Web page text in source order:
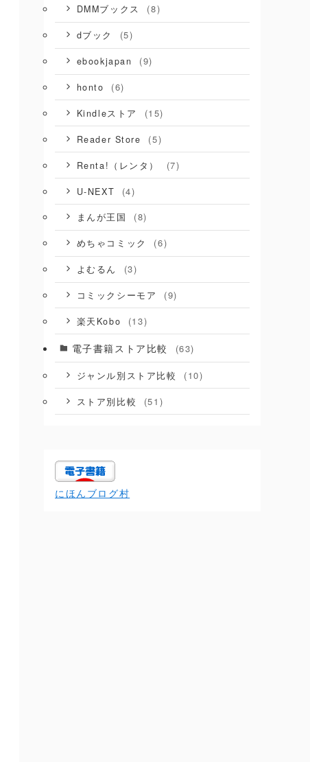
DMMブックス (8)
dブック (5)
ebookjapan (9)
honto (6)
Kindleストア (15)
Reader Store (5)
Renta!（レンタ） (7)
U-NEXT (4)
まんが王国 (8)
めちゃコミック (6)
よむるん (3)
コミックシーモア (9)
楽天Kobo (13)
電子書籍ストア比較 (63)
ジャンル別ストア比較 (10)
ストア別比較 (51)
にほんブログ村